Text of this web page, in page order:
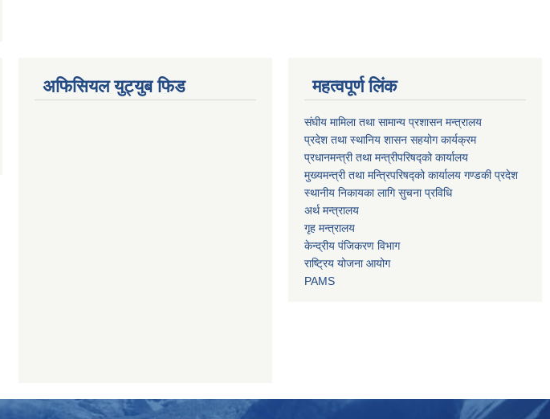
अफिसियल युट्युब फिड महत्वपूर्ण लिंक
संघीय मामिला तथा सामान्य प्रशासन मन्त्रालय
प्रदेश तथा स्थानिय शासन सहयोग कार्यक्रम
प्रधानमन्त्री तथा मन्त्रीपरिषद्को कार्यालय
मुख्यमन्त्री तथा मन्त्रिपरिषद्को कार्यालय गण्डकी प्रदेश
स्थानीय निकायका लागि सुचना प्रविधि
अर्थ मन्त्रालय
गृह मन्त्रालय
केन्द्रीय पंजिकरण विभाग
राष्ट्रिय योजना आयोग
PAMS